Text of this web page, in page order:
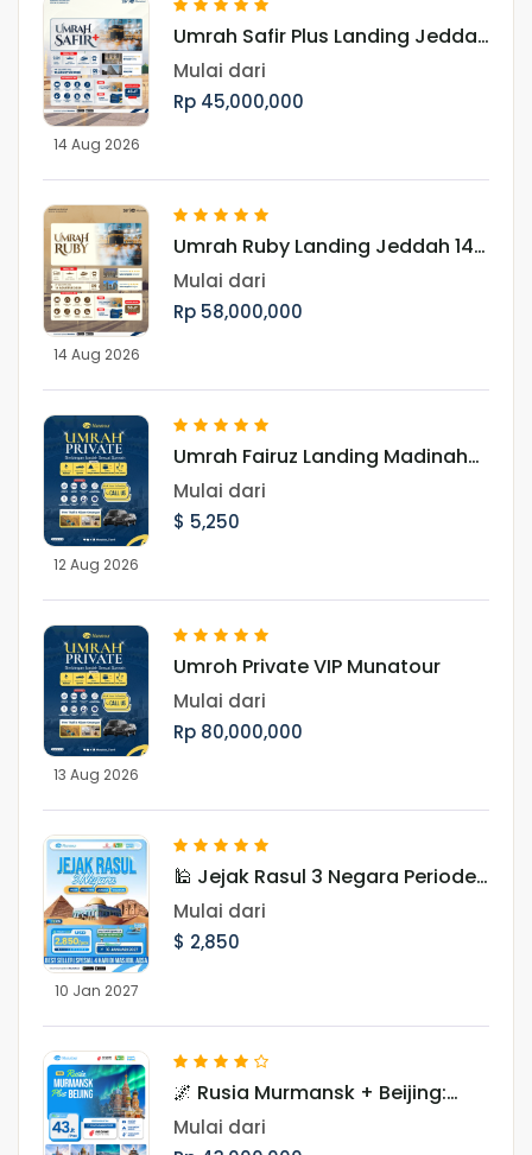
14 Aug 2026
Umrah Safir Plus Landing Jeddah
14 Agustus 2026
Mulai dari
Rp 45,000,000
14 Aug 2026
Umrah Ruby Landing Jeddah 14
Agustus 2026
Mulai dari
Rp 58,000,000
12 Aug 2026
Umrah Fairuz Landing Madinah
12 Agustus 2026
Mulai dari
$ 5,250
13 Aug 2026
Umroh Private VIP Munatour
Mulai dari
Rp 80,000,000
10 Jan 2027
🕌 Jejak Rasul 3 Negara Periode
Januari 2027
Mulai dari
$ 2,850
🌌 Rusia Murmansk + Beijing:
Hunting Aurora 10 Hari Periode
November
Mulai dari